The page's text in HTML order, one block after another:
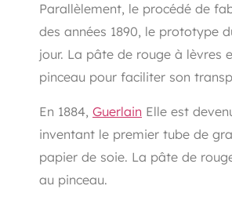
Parallèlement, le procédé de
des années 1890, le prototype
jour. La pâte de rouge à lèvres
pinceau pour faciliter son
En 1884, Guerlain Elle est
inventant le premier tube de
papier de soie. La pâte de
au pinceau.